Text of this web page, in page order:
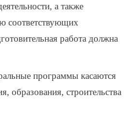
а также
соответствующих
работа должна
программы касаются
образования, строительства